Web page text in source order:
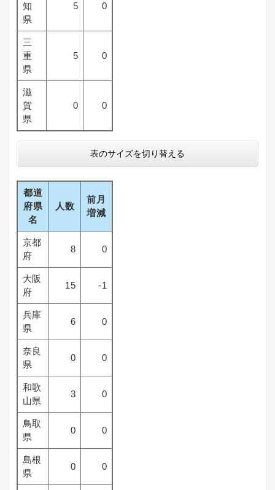
知
県
5 0
三
重
県
5 0
滋
賀
県
0 0
表のサイズを切り替える
都道
府県
名
人数
前月
増減
京都
府
8 0
大阪
府
15 -1
兵庫
県
6 0
奈良
県
0 0
和歌
山県
3 0
鳥取
県
0 0
島根
県
0 0